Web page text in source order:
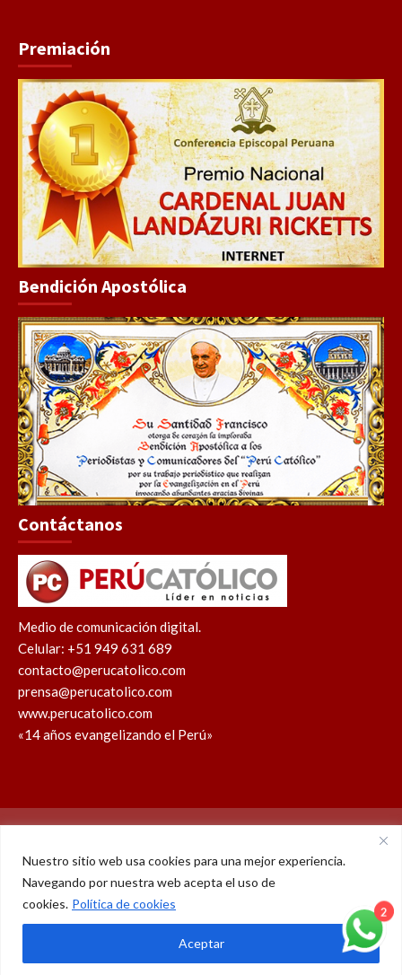
Nuestro sitio web usa cookies para una mejor experiencia.
Navegando por nuestra web acepta el uso de
cookies. Política de cookies
Aceptar
Premiación
Bendición Apostólica
Contáctanos
Medio de comunicación digital.
Celular: +51 949 631 689
contacto@perucatolico.com
prensa@perucatolico.com
www.perucatolico.com
«14 años evangelizando el Perú»
Política de cookies Política de privacidad
WhatsAppFacebookYoutubeInstagram
X
© Derechos reservados 2026 – Perú Católico | 14 años
evangelizando el Perú
2